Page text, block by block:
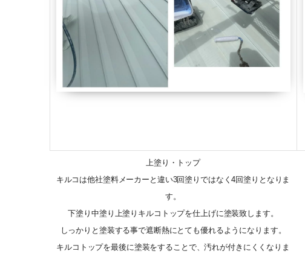
上塗り・トップ
キルコは他社塗料メーカーと違い3回塗りではなく4回塗りとなりま
す。
下塗り中塗り上塗りキルコトップを仕上げに塗装致します。
しっかりと塗装する事で遮断熱にとても優れるようになります。
キルコトップを最後に塗装をすることで、汚れが付きにくくなりま